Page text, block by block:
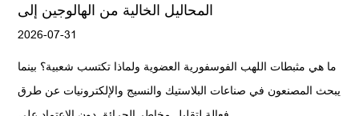
المحاليل الخالية من الهالوجين إلى
2026-07-31
ما هي مثبطات اللهب الفوسفورية العضوية ولماذا تكتسب شعبية؟ بينما
يبحث المصنعون في صناعات البلاستيك والنسيج والإلكترونيات عن طرق